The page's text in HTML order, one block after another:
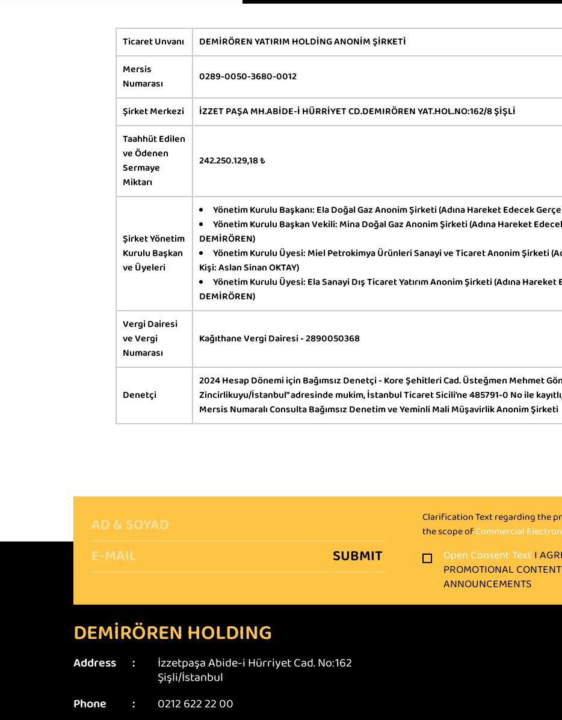
Ticaret Unvanı
DEMİRÖREN YATIRIM HOLDİNG ANONİM ŞİRKETİ
Mersis
Numarası
0289-0050-3680-0012
Şirket Merkezi
İZZET PAŞA MH.ABİDE-İ HÜRRİYET CD.DEMIRÖREN YAT.HOL.NO:162/8 ŞİŞLİ
Taahhüt Edilen
ve Ödenen
Sermaye
Miktarı
242.250.129,18 ₺
Şirket Yönetim
Kurulu Başkan
ve Üyeleri
Yönetim Kurulu Başkanı: Ela Doğal Gaz Anonim Şirketi (Adına Hareket Edecek
Yönetim Kurulu Başkan Vekili: Mina Doğal Gaz Anonim Şirketi (Adına Hareket
DEMİRÖREN)
Yönetim Kurulu Üyesi: Miel Petrokimya Ürünleri Sanayi ve Ticaret Anonim Şirketi
Kişi: Aslan Sinan OKTAY)
Yönetim Kurulu Üyesi: Ela Sanayi Dış Ticaret Yatırım Anonim Şirketi (Adına
DEMİRÖREN)
Vergi Dairesi
ve Vergi
Numarası
Kağıthane Vergi Dairesi - 2890050368
Denetçi
2024 Hesap Dönemi için Bağımsız Denetçi - Kore Şehitleri Cad. Üsteğmen Mehmet
Zincirlikuyu/İstanbul” adresinde mukim, İstanbul Ticaret Sicili’ne 485791-0 No ile
Mersis Numaralı Consulta Bağımsız Denetim ve Yeminli Mali Müşavirlik Anonim Şirketi
Clarification Text regarding the
the scope ofCommercial
Open Consent Text I
PROMOTIONAL
ANNOUNCEMENTS
DEMİRÖREN HOLDING
Address : İzzetpaşa Abide-i Hürriyet Cad. No:162
Şişli/İstanbul
Phone
: 0212 622 22 00